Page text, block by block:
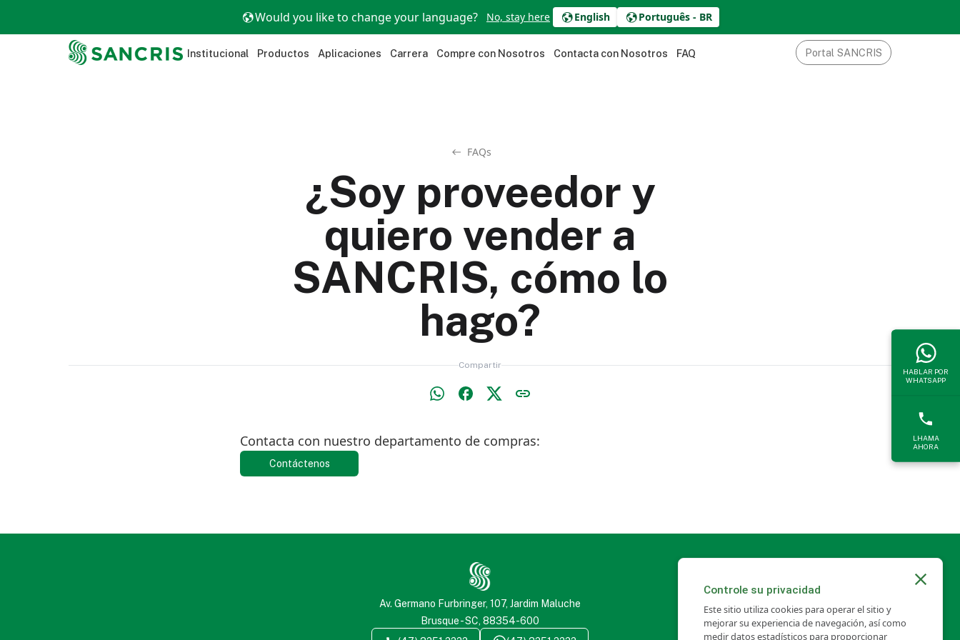
Would you like to change your language? No, stay here English Português - BR
Institucional Productos Aplicaciones Carrera Compre con Nosotros Contacta con Nosotros FAQ Portal SANCRIS
FAQs
¿Soy proveedor y
quiero vender a
SANCRIS, cómo lo
hago?
Compartir
Contacta con nuestro departamento de compras:
Contáctenos
Av. Germano Furbringer, 107, Jardim Maluche
Brusque - SC, 88354-600
HABLAR POR
WHATSAPP
LHAMA
AHORA
Controle su privacidad
Este sitio utiliza cookies para operar el sitio y
mejorar su experiencia de navegación, así como
medir datos estadísticos para proporcionar